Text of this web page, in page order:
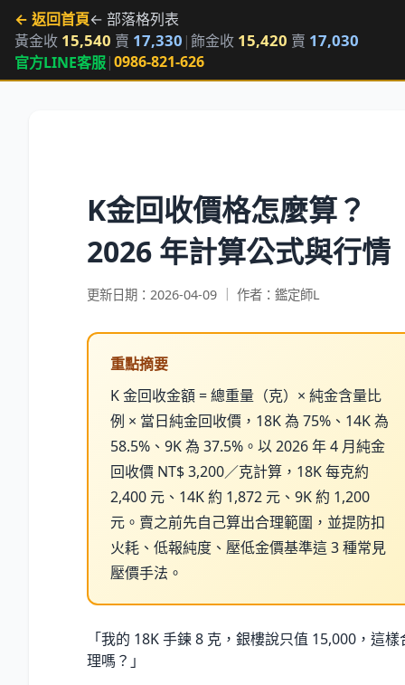
← 返回首頁← 部落格列表
黃金收 15,540 賣 17,330 |飾金收 15,420 賣 17,030
官方LINE客服|0986-821-626
K金回收價格怎麼算？
2026 年計算公式與行情
更新日期：2026-04-09 ｜ 作者：鑑定師L
重點摘要
K 金回收金額 = 總重量（克）× 純金含量比
例 × 當日純金回收價，18K 為 75%、14K 為
58.5%、9K 為 37.5%。以 2026 年 4 月純金
回收價 NT$ 3,200／克計算，18K 每克約
2,400 元、14K 約 1,872 元、9K 約 1,200
元。賣之前先自己算出合理範圍，並提防扣
火耗、低報純度、壓低金價基準這 3 種常見
壓價手法。
「我的 18K 手鍊 8 克，銀樓說只值 15,000，這樣
理嗎？」